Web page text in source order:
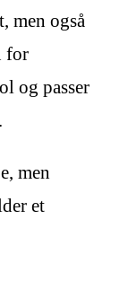
men også
for
og passer
men
et